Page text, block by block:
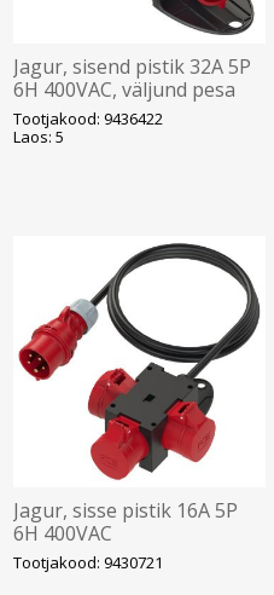
Jagur, sisend pistik 32A 5P
6H 400VAC, väljund pesa
16A 5P 6H 400VAC, kaitse
3P C16A, IP44, PCE
Tootjakood: 9436422
Laos: 5
Jagur, sisse pistik 16A 5P
6H 400VAC
faasivahetusega
kummikaablil 5g2.5 1.5m,
Tootjakood: 9430721